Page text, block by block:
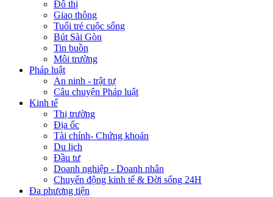
Đô thị
Giao thông
Tuổi trẻ cuộc sống
Bút Sài Gòn
Tin buồn
Môi trường
Pháp luật
An ninh - trật tự
Câu chuyện Pháp luật
Kinh tế
Thị trường
Địa ốc
Tài chính- Chứng khoán
Du lịch
Đầu tư
Doanh nghiệp - Doanh nhân
Chuyển động kinh tế & Đời sống 24H
Đa phương tiện